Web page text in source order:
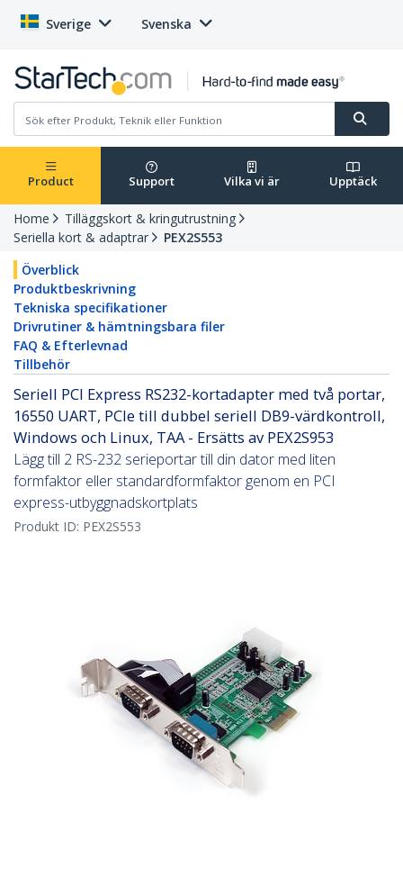
Sverige Svenska
Product Support Vilka vi är Upptäck
Home
Tilläggskort & kringutrustning
Seriella kort & adaptrar
PEX2S553
Överblick
Produktbeskrivning
Tekniska specifikationer
Drivrutiner & hämtningsbara filer
FAQ & Efterlevnad
Tillbehör
Seriell PCI Express RS232-kortadapter med två portar,
16550 UART, PCIe till dubbel seriell DB9-värdkontroll,
Windows och Linux, TAA - Ersätts av PEX2S953
Lägg till 2 RS-232 serieportar till din dator med liten
formfaktor eller standardformfaktor genom en PCI
express-utbyggnadskortplats
Produkt ID: PEX2S553